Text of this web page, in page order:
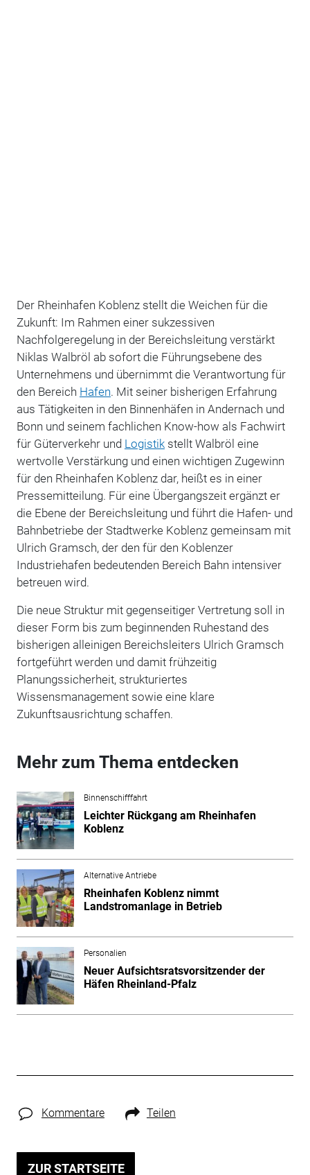
Der Rheinhafen Koblenz stellt die Weichen für die
Zukunft: Im Rahmen einer sukzessiven
Nachfolgeregelung in der Bereichsleitung verstärkt
Niklas Walbröl ab sofort die Führungsebene des
Unternehmens und übernimmt die Verantwortung für
den Bereich Hafen. Mit seiner bisherigen Erfahrung
aus Tätigkeiten in den Binnenhäfen in Andernach und
Bonn und seinem fachlichen Know-how als Fachwirt
für Güterverkehr und Logistikstellt Walbröl eine
wertvolle Verstärkung und einen wichtigen Zugewinn
für den Rheinhafen Koblenz dar, heißt es in einer
Pressemitteilung. Für eine Übergangszeit ergänzt er
die Ebene der Bereichsleitung und führt die Hafen- und
Bahnbetriebe der Stadtwerke Koblenz gemeinsam mit
Ulrich Gramsch, der den für den Koblenzer
Industriehafen bedeutenden Bereich Bahn intensiver
betreuen wird.
Die neue Struktur mit gegenseitiger Vertretung soll in
dieser Form bis zum beginnenden Ruhestand des
bisherigen alleinigen Bereichsleiters Ulrich Gramsch
fortgeführt werden und damit frühzeitig
Planungssicherheit, strukturiertes
Wissensmanagement sowie eine klare
Zukunftsausrichtung schaffen.
Mehr zum Thema entdecken
Binnenschifffahrt
Leichter Rückgang am Rheinhafen
Koblenz
Alternative Antriebe
Rheinhafen Koblenz nimmt
Landstromanlage in Betrieb
Personalien
Neuer Aufsichtsratsvorsitzender der
Häfen Rheinland-Pfalz
Kommentare Teilen
ZUR STARTSEITE